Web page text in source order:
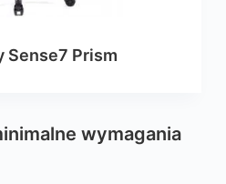
Sense7 Prism
wymagania